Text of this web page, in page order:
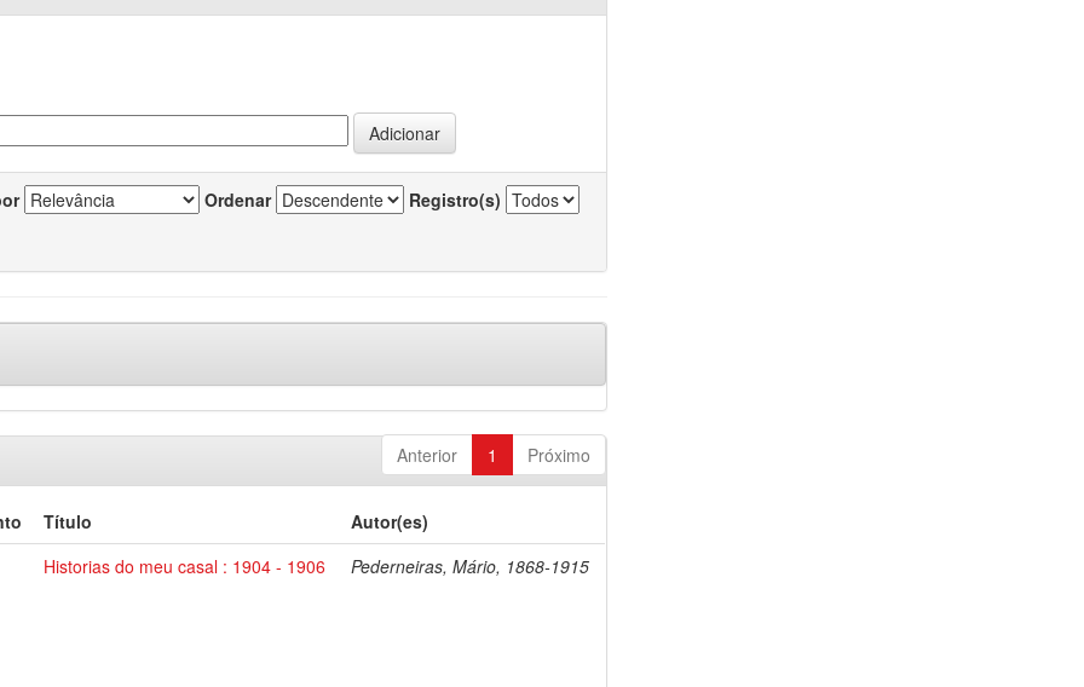
Ordenar Registro(s)
Anterior 1 Próximo
Título
Autor(es)
Historias do meu casal : 1904 - 1906
Pederneiras, Mário, 1868-1915